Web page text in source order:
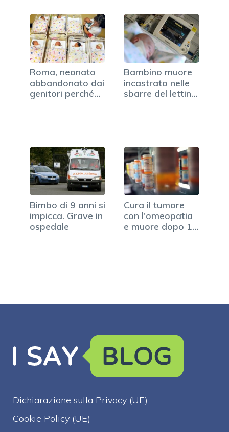
Roma, neonato
abbandonato dai
genitori perché
Bambino muore
incastrato nelle
sbarre del lettino.
Bimbo di 9 anni si
impicca. Grave in
ospedale
Cura il tumore
con l'omeopatia
e muore dopo 10
Dichiarazione sulla Privacy (UE)
Cookie Policy (UE)